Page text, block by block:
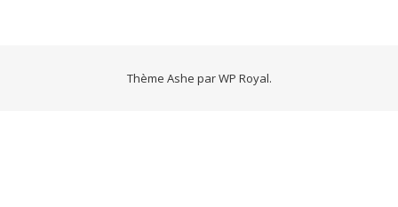
Thème Ashe parWP Royal.